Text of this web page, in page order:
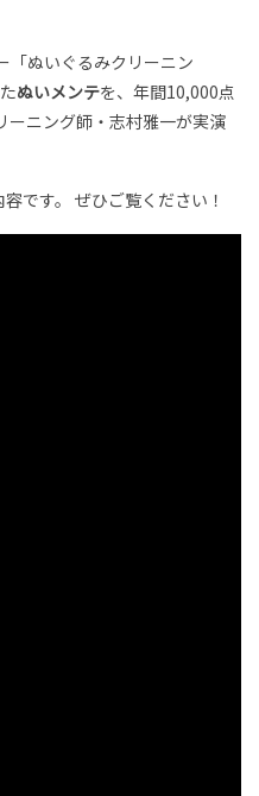
「ぬいぐるみクリーニン
ぬいメンテを、年間10,000点
ーニング師・志村雅一が実演
です。 ぜひご覧ください！